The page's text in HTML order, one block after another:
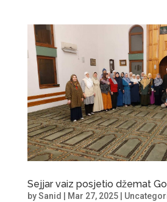
Sejjar vaiz posjetio džemat
bySanid Mar 27, 2025|